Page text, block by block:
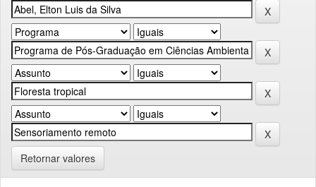
Retornar valores